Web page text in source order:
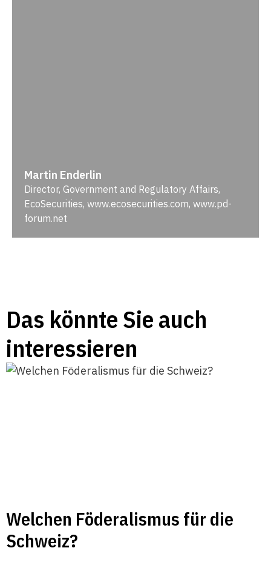
Martin Enderlin
Director, Government and Regulatory Affairs,
EcoSecurities, www.ecosecurities.com, www.pd-
forum.net
Das könnte Sie auch
interessieren
Welchen Föderalismus für die
Schweiz?